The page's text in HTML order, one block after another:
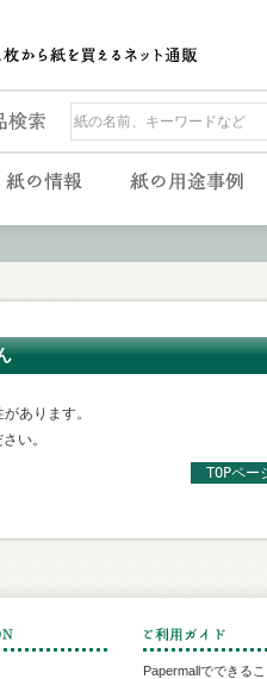
あります。
い。
Papermallでできるこ